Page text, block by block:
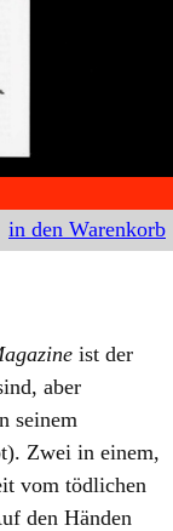
in den Warenkorb
ist der
aber
seinem
Zwei in einem,
vom tödlichen
den Händen